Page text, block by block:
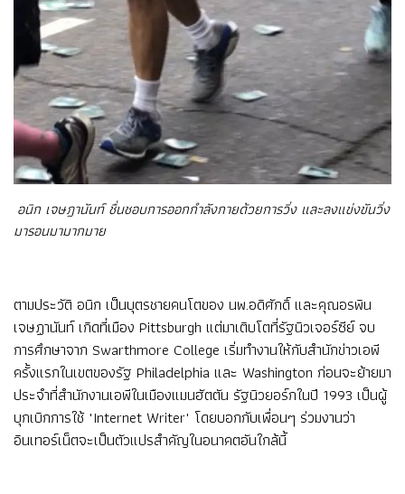
อนิก เจษฎานันท์ ชื่นชอบการออกกำลังกายด้วยการวิ่ง และลงแข่งขันวิ่ง
มารอนมามากมาย
ตามประวัติ อนิก เป็นบุตรชายคนโตของ นพ.อดิศักดิ์ และคุณอรพิน
เจษฏานันท์ เกิดที่เมือง Pittsburgh แต่มาเติบโตที่รัฐนิวเจอร์ซีย์ จบ
การศึกษาจาก Swarthmore College เริ่มทำงานให้กับสำนักข่าวเอพี
ครั้งแรกในเขตของรัฐ Philadelphia และ Washington ก่อนจะย้ายมา
ประจำที่สำนักงานเอพีในเมืองแมนฮัตตัน รัฐนิวยอร์กในปี 1993 เป็นผู้
บุกเบิกการใช้ "Internet Writer" โดยบอกกับเพื่อนๆ ร่วมงานว่า
อินเทอร์เน็ตจะเป็นตัวแปรสำคัญในอนาคตอันใกล้นี้